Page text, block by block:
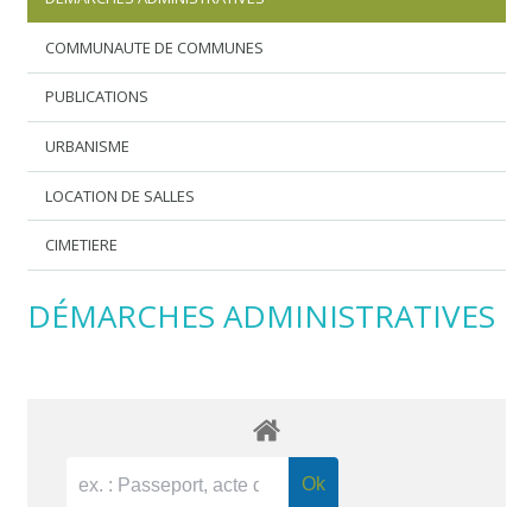
COMMUNAUTE DE COMMUNES
PUBLICATIONS
URBANISME
LOCATION DE SALLES
CIMETIERE
DÉMARCHES ADMINISTRATIVES